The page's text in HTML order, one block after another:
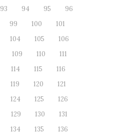
93 94 95
96
99 100
101
104 105
106
109 110
111
114 115
116
119 120
121
124 125
126
129 130
131
134 135
136